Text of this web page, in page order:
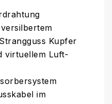
Kupfer
virtuellem Luft-
im